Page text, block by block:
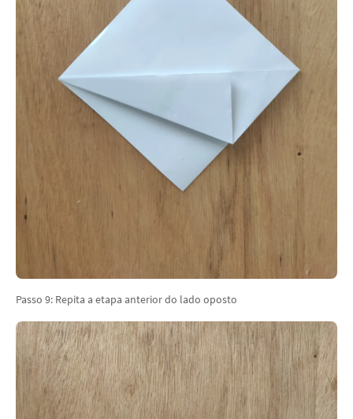
Passo 9: Repita a etapa anterior do lado oposto